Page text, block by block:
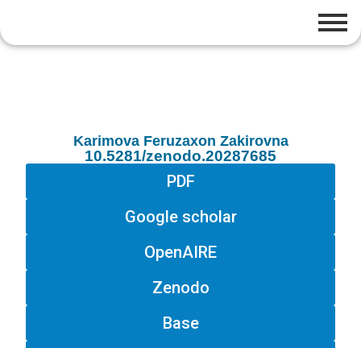
Karimova Feruzaxon Zakirovna
10.5281/zenodo.20287685
PDF
Google scholar
OpenAIRE
Zenodo
Base